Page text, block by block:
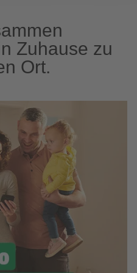
Zuhause zu
Ort.